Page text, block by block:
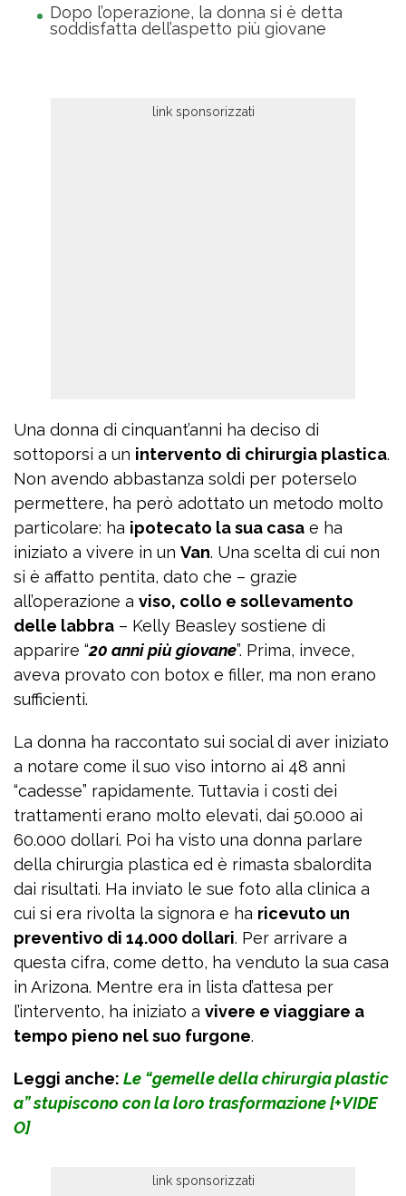
Dopo l’operazione, la donna si è detta
soddisfatta dell’aspetto più giovane
Una donna di cinquant’anni ha deciso di
sottoporsi a un intervento di chirurgia plastica.
Non avendo abbastanza soldi per poterselo
permettere, ha però adottato un metodo molto
particolare: ha ipotecato la sua casa e ha
iniziato a vivere in un Van. Una scelta di cui non
si è affatto pentita, dato che – grazie
all’operazione a viso, collo e sollevamento
delle labbra – Kelly Beasley sostiene di
apparire “20 anni più giovane”. Prima, invece,
aveva provato con botox e filler, ma non erano
sufficienti.
La donna ha raccontato sui social di aver iniziato
a notare come il suo viso intorno ai 48 anni
“cadesse” rapidamente. Tuttavia i costi dei
trattamenti erano molto elevati, dai 50.000 ai
60.000 dollari. Poi ha visto una donna parlare
della chirurgia plastica ed è rimasta sbalordita
dai risultati. Ha inviato le sue foto alla clinica a
cui si era rivolta la signora e ha ricevuto un
preventivo di 14.000 dollari. Per arrivare a
questa cifra, come detto, ha venduto la sua casa
in Arizona. Mentre era in lista d’attesa per
l’intervento, ha iniziato a vivere e viaggiare a
tempo pieno nel suo furgone.
Leggi anche: Le “gemelle della chirurgia plastic
a” stupiscono con la loro trasformazione [+VIDE
O]